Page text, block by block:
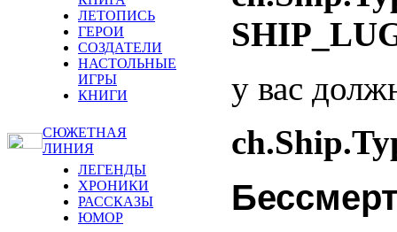
ЛЕТОПИСЬ
ГЕРОИ
СОЗДАТЕЛИ
НАСТОЛЬНЫЕ
ИГРЫ
КНИГИ
СЮЖЕТНАЯ
ЛИНИЯ
ЛЕГЕНДЫ
ХРОНИКИ
РАССКАЗЫ
ЮМОР
у вас